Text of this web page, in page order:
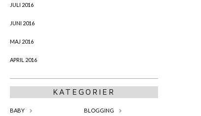
JULI 2016
JUNI 2016
MAJ 2016
APRIL 2016
KATEGORIER
BABY BLOGGING